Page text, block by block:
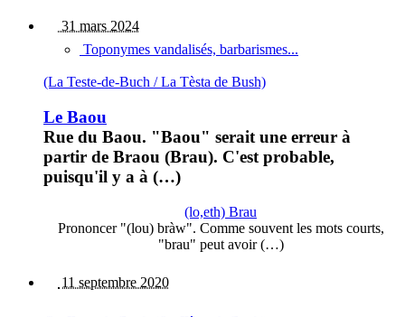
31 mars 2024
Toponymes vandalisés, barbarismes...
(La Teste-de-Buch / La Tèsta de Bush)
Le Baou
Rue du Baou. "Baou" serait une erreur à
partir de Braou (Brau). C'est probable,
puisqu'il y a à (…)
(lo,eth) Brau
Prononcer "(lou) bràw". Comme souvent les mots courts,
"brau" peut avoir (…)
11 septembre 2020